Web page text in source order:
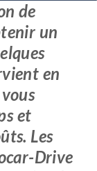
de
un
en
et
Les
Drive